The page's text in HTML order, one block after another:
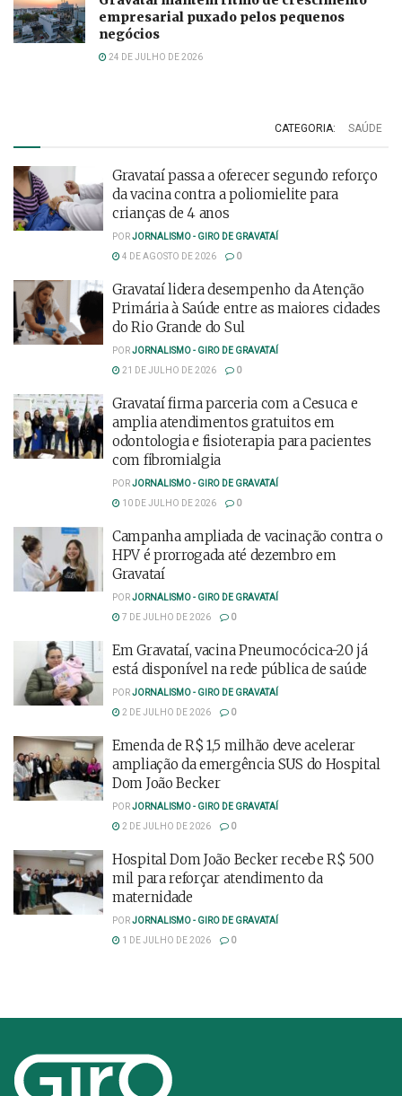
empresarial puxado pelos pequenos
negócios
24 DE JULHO DE 2026
CATEGORIA: SAÚDE
Gravataí passa a oferecer segundo reforço
da vacina contra a poliomielite para
crianças de 4 anos
PORJORNALISMO - GIRO DE GRAVATAÍ
4 DE AGOSTO DE 2026
0
Gravataí lidera desempenho da Atenção
Primária à Saúde entre as maiores cidades
do Rio Grande do Sul
PORJORNALISMO - GIRO DE GRAVATAÍ
21 DE JULHO DE 2026
0
Gravataí firma parceria com a Cesuca e
amplia atendimentos gratuitos em
odontologia e fisioterapia para pacientes
com fibromialgia
PORJORNALISMO - GIRO DE GRAVATAÍ
10 DE JULHO DE 2026
0
Campanha ampliada de vacinação contra o
HPV é prorrogada até dezembro em
Gravataí
PORJORNALISMO - GIRO DE GRAVATAÍ
7 DE JULHO DE 2026
0
Em Gravataí, vacina Pneumocócica-20 já
está disponível na rede pública de saúde
PORJORNALISMO - GIRO DE GRAVATAÍ
2 DE JULHO DE 2026
0
Emenda de R$ 1,5 milhão deve acelerar
ampliação da emergência SUS do Hospital
Dom João Becker
PORJORNALISMO - GIRO DE GRAVATAÍ
2 DE JULHO DE 2026
0
Hospital Dom João Becker recebe R$ 500
mil para reforçar atendimento da
maternidade
PORJORNALISMO - GIRO DE GRAVATAÍ
1 DE JULHO DE 2026
0